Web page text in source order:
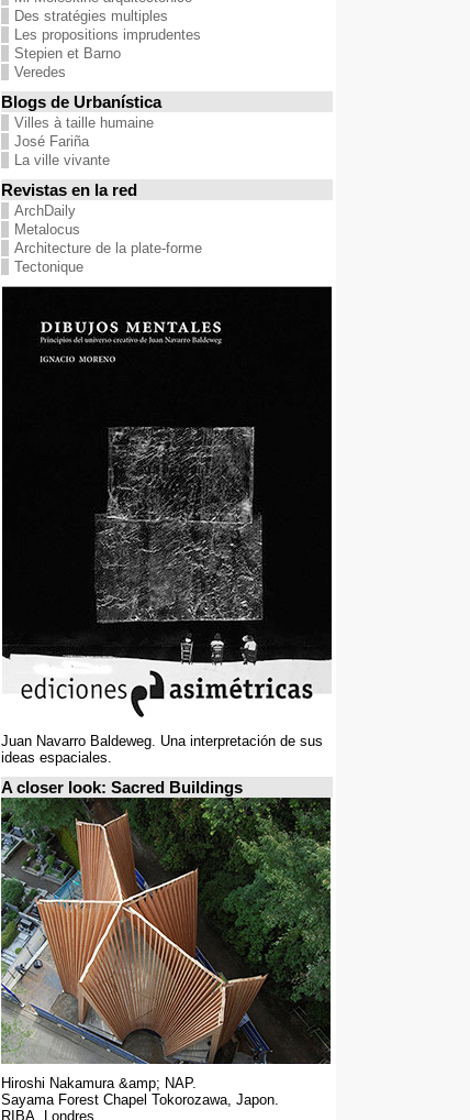
Des stratégies multiples
Les propositions imprudentes
Stepien et Barno
Veredes
Blogs de Urbanística
Villes à taille humaine
José Fariña
La ville vivante
Revistas en la red
ArchDaily
Metalocus
Architecture de la plate-forme
Tectonique
Juan Navarro Baldeweg. Una interpretación de sus
ideas espaciales.
A closer look: Sacred Buildings
Hiroshi Nakamura &amp; NAP.
Sayama Forest Chapel Tokorozawa, Japon.
RIBA, Londres.